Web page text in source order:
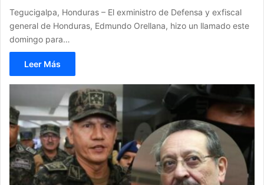
Tegucigalpa, Honduras – El exministro de Defensa y exfiscal
general de Honduras, Edmundo Orellana, hizo un llamado este
domingo para…
Leer Más